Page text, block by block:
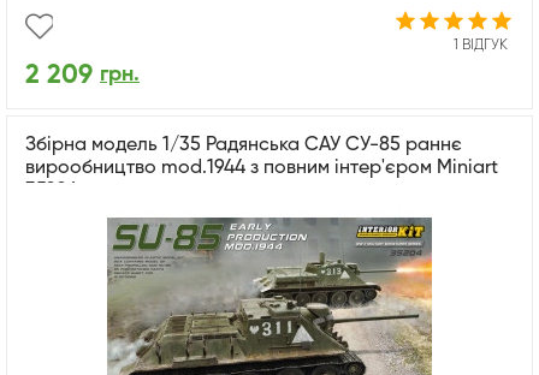
1 ВІДГУК
2 209 грн.
Збірна модель 1/35 Радянська САУ СУ-85 раннє
вирообництво mod.1944 з повним інтер'єром Miniart